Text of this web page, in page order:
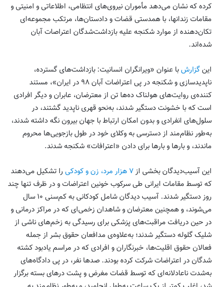
کرده که نشان می‌دهد مأموران نیروی‌های انتظامی، اطلاعاتی و امنیتی و
مقامات زندانها، با همدستی قضات و دادستان‌ها، مرتکب مجموعه‌ای
تکان‌دهنده از موارد شکنجه علیه بازداشت‌شدگان اعتراصات آبان
شده‌اند.
اینگزارشبا عنوان «ویرانگران انسانیت: بازداشت‌های گسترده،
ناپدیدسازی و شکنجه در پی اعتراضات آبان ۹۸ در ایران»، مستند
کننده‌ی روایت‌های هولناک ده‌ها تن از معترضان، عابران و دیگر افرادی
است که با خشونت دستگیر شدند، به‌نحو قهری ناپدید گشتند، در
سلول‌های انفرادی و بدون امکان ارتباط با جهان بیرون نگه داشته شدند،
به‌طور نظام‌مند از دسترسی به وکلای خود در طول بازجویی‌ها محروم
ماندند، و بار‌ها و بار‌ها برای دادن «اعترافات» شکنجه شدند.
این آسیب‌دیدگان بخشی از۷ هزار مرد، زن و کودکی
را تشکیل می‌دهند
که توسط مقامات ایرانی طی سرکوب خونین اعتراضات و در ظرف تنها چند
روز دستگیر شدند. آسیب دیدگان شامل کودکانی به کم‌سنی ۱۰ سال
می‌شوند، و همچنین معترضان و شاهدان زخمی‌ای که در مراکز درمانی و
در حین دریافت مراقبت‌های پزشکی برای رسیدگی به زخم‌های ناشی از
شلیک گلوله دستگیر شدند؛ به‌علاوه‌ی مدافعان حقوق بشر از جمله
فعالان حقوق اقلیت‌ها، خبرنگاران و افرادی که در مراسم یادبود کشته
شدگان در اعتراضات شرکت کرده بودند. صد‌ها نفر، در پی دادگاه‌های
به‌شدت ناعادلانه‌ای که توسط قضات مغرض و پشت در‌های بسته برگزار